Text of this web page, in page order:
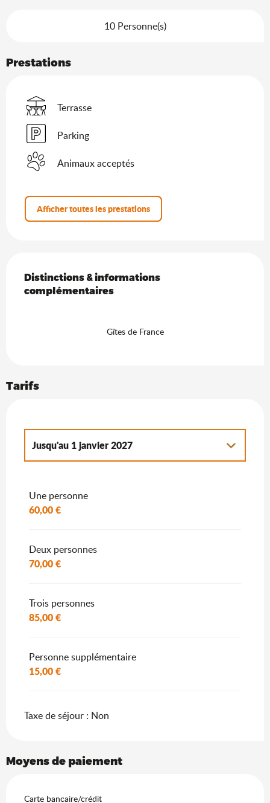
10 Personne(s)
Prestations
Terrasse
Parking
Animaux acceptés
Afficher toutes les prestations
Distinctions & informations complémentaires
Distinctions & informations
complémentaires
Gîtes de France
Tarifs
Jusqu'au 1 janvier 2027
Une personne
60,00 €
Deux personnes
70,00 €
Trois personnes
85,00 €
Personne supplémentaire
15,00 €
Taxe de séjour : Non
Moyens de paiement
Carte bancaire/crédit